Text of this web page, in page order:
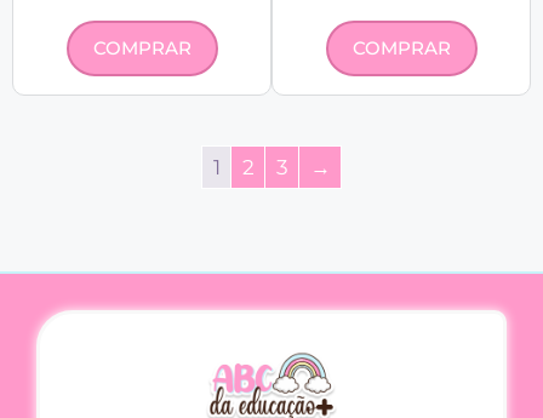
COMPRAR COMPRAR
1 2 3 →